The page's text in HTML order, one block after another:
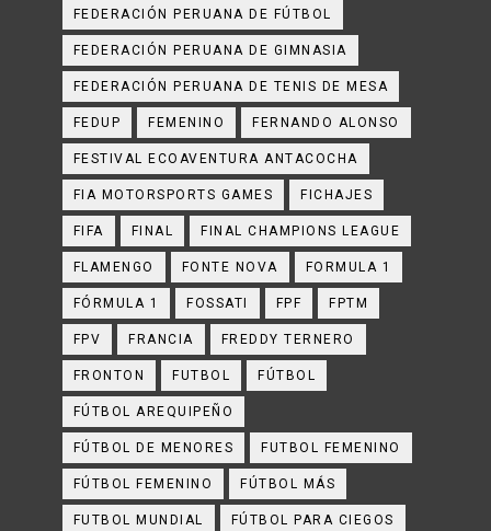
FEDERACIÓN PERUANA DE FÚTBOL
FEDERACIÓN PERUANA DE GIMNASIA
FEDERACIÓN PERUANA DE TENIS DE MESA
FEDUP FEMENINO FERNANDO ALONSO
FESTIVAL ECOAVENTURA ANTACOCHA
FIA MOTORSPORTS GAMES FICHAJES
FIFA FINAL FINAL CHAMPIONS LEAGUE
FLAMENGO FONTE NOVA FORMULA 1
FÓRMULA 1 FOSSATI FPF FPTM
FPV FRANCIA FREDDY TERNERO
FRONTON FUTBOL FÚTBOL
FÚTBOL AREQUIPEÑO
FÚTBOL DE MENORES FUTBOL FEMENINO
FÚTBOL FEMENINO FÚTBOL MÁS
FUTBOL MUNDIAL FÚTBOL PARA CIEGOS